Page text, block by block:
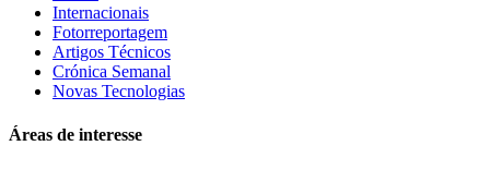
Internacionais
Fotorreportagem
Artigos Técnicos
Crónica Semanal
Novas Tecnologias
Áreas de interesse